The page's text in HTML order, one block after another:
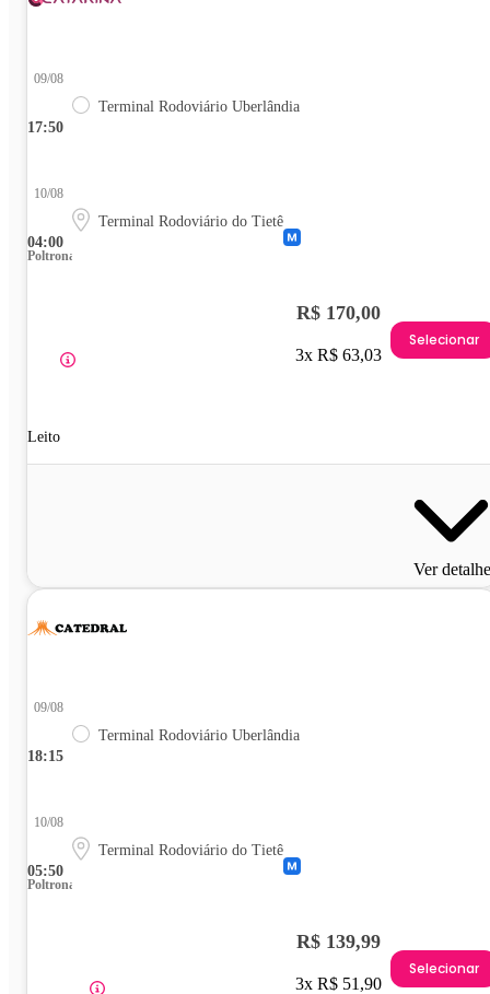
17:50
09/08
Terminal Rodoviário Uberlândia
04:00
10/08
Terminal Rodoviário do Tietê
Poltrona
Leito
R$ 170,00
3x R$ 63,03
Selecionar
Ver
18:15
09/08
Terminal Rodoviário Uberlândia
05:50
10/08
Terminal Rodoviário do Tietê
Poltrona
R$ 139,99
3x R$ 51,90
Selecionar